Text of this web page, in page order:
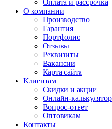
Оплата и рассрочка
О компании
Производство
Гарантия
Портфолио
Отзывы
Реквизиты
Вакансии
Карта сайта
Клиентам
Скидки и акции
Онлайн-калькулятор
Вопрос-ответ
Оптовикам
Контакты